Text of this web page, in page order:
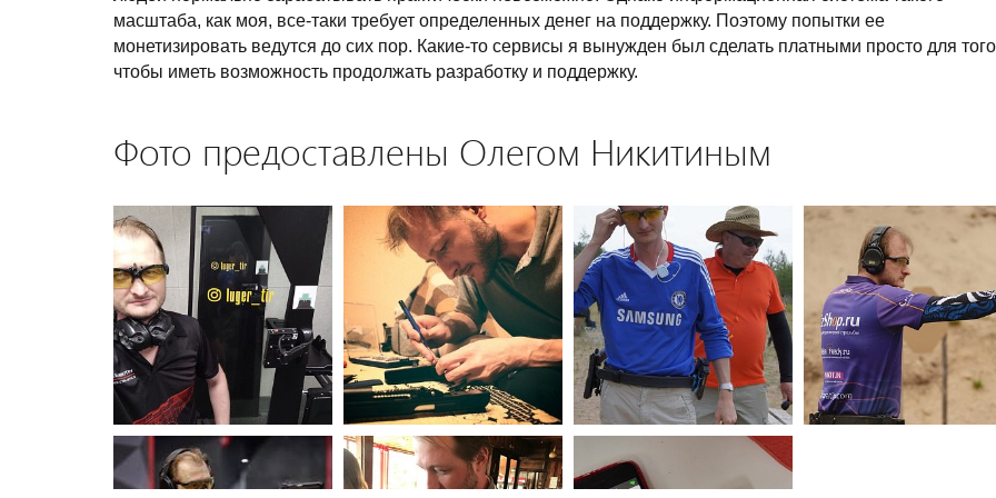
масштаба, как моя, все-таки требует определенных денег на поддержку. Поэтому попытки ее
монетизировать ведутся до сих пор. Какие-то сервисы я вынужден был сделать платными просто для
чтобы иметь возможность продолжать разработку и поддержку.
Фото предоставлены Олегом Никитиным